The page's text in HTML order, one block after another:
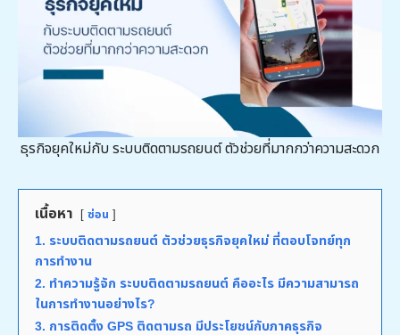
ธุรกิจยุคใหม่กับ ระบบติดตามรถยนต์ ตัวช่วยที่มากกว่าความสะดวก
เนื้อหา ซ่อน
1. ระบบติดตามรถยนต์ ตัวช่วยธุรกิจยุคใหม่ ที่ตอบโจทย์ทุก
การทำงาน
2. ทำความรู้จัก ระบบติดตามรถยนต์ คืออะไร มีความสามารถ
ในการทำงานอย่างไร?
3. การติดตั้ง GPS ติดตามรถ มีประโยชน์กับภาคธุรกิจ